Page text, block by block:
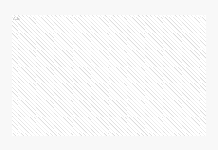
Ads